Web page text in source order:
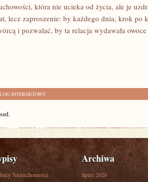
która nie ucieka od życia, ale je
lecz zaproszenie: by każdego dnia, krok po
i pozwalać, by ta relacja wydawała
INTERNETOWY
Nieruchomości
Archiwa
lipiec 2026